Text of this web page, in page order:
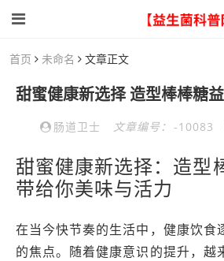
首页 未命名 文章正文
肠道卫士 文章编号： -10083
甜蜜健康新选择：造型
带给你美味与活力
在当今快节奏的生活中，健康饮食
的焦点。随着健康意识的提升，越